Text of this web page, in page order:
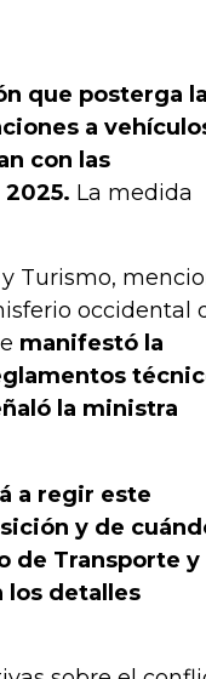
que posterga la
a
con las
La medida
Turismo,
occidental
manifestó la
la ministra
a regir este
y de
de Transporte y
los detalles